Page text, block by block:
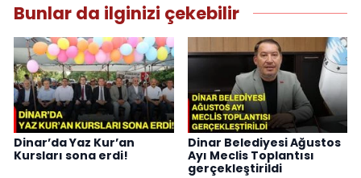
Bunlar da ilginizi çekebilir
Dinar’da Yaz Kur’an
Kursları sona erdi!
Dinar Belediyesi Ağustos
Ayı Meclis Toplantısı
gerçekleştirildi